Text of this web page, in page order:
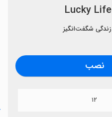
Lucky Life
زندگی شگفت‌انگیز
نصب
۱۲